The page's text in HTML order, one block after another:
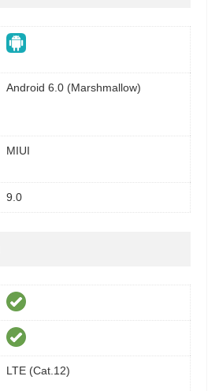
Android 6.0 (Marshmallow)
MIUI
9.0
LTE (Cat.12)